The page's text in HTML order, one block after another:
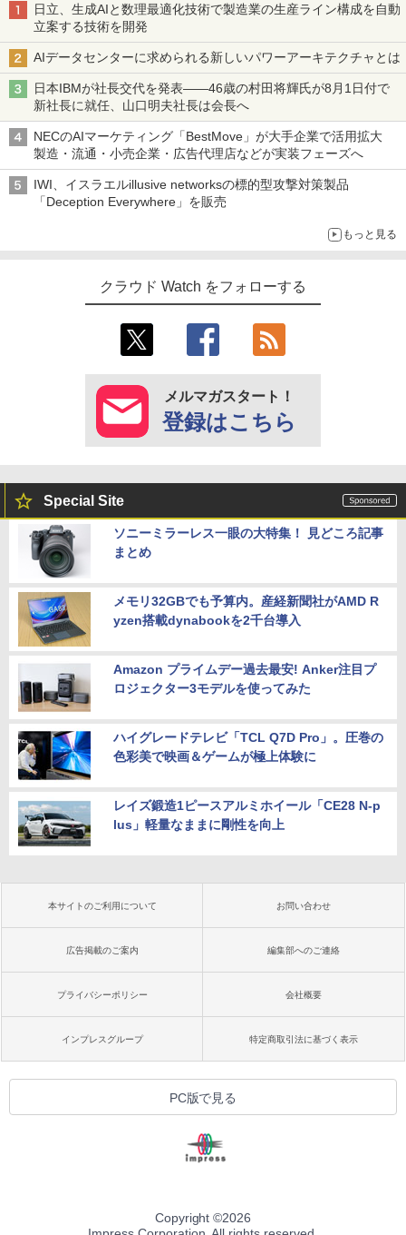
日立、生成AIと数理最適化技術で製造業の生産ライン構成を自動
立案する技術を開発
AIデータセンターに求められる新しいパワーアーキテクチャとは
日本IBMが社長交代を発表――46歳の村田将輝氏が8月1日付で
新社長に就任、山口明夫社長は会長へ
NECのAIマーケティング「BestMove」が大手企業で活用拡大
製造・流通・小売企業・広告代理店などが実装フェーズへ
IWI、イスラエルillusive networksの標的型攻撃対策製品
「Deception Everywhere」を販売
もっと見る
クラウド Watch をフォローする
メルマガスタート！
登録はこちら
Special Site
ソニーミラーレス一眼の大特集！ 見どころ記事
まとめ
メモリ32GBでも予算内。産経新聞社がAMD R
yzen搭載dynabookを2千台導入
Amazon プライムデー過去最安! Anker注目プ
ロジェクター3モデルを使ってみた
ハイグレードテレビ「TCL Q7D Pro」。圧巻の
色彩美で映画＆ゲームが極上体験に
レイズ鍛造1ピースアルミホイール「CE28 N-p
lus」軽量なままに剛性を向上
本サイトのご利用について お問い合わせ
広告掲載のご案内 編集部へのご連絡
プライバシーポリシー 会社概要
インプレスグループ 特定商取引法に基づく表示
PC版で見る
Copyright ©2026